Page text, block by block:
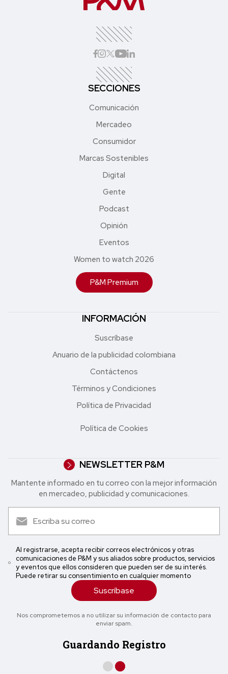
SECCIONES
Comunicación
Mercadeo
Consumidor
Marcas Sostenibles
Digital
Gente
Podcast
Opinión
Eventos
Women to watch 2026
P&M Premium
INFORMACIÓN
Suscríbase
Anuario de la publicidad colombiana
Contáctenos
Términos y Condiciones
Política de Privacidad
Política de Cookies
NEWSLETTER P&M
Mantente informado en tu correo con la mejor in formación
en mercadeo, publicidad y comunicaciones.
Al registrarse, acepta recibir correos electrónicos y otras
comunicaciones de P&M y sus aliados sobre productos, servicios
y eventos que ellos consideren que pueden ser de su interés.
Puede retirar su consentimiento en cualquier momento
Suscríbase
Nos comprometemos a no utilizar su información de contacto para
enviar spam.
Guardando Registro